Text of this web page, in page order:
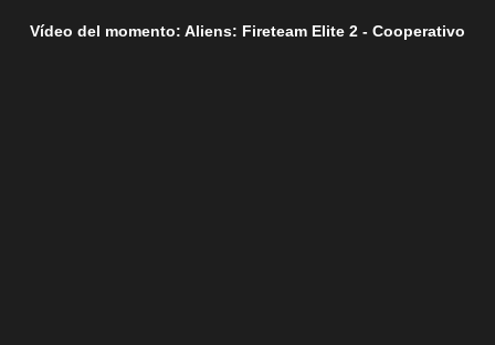
Vídeo del momento: Aliens: Fireteam Elite 2 - Cooperativo